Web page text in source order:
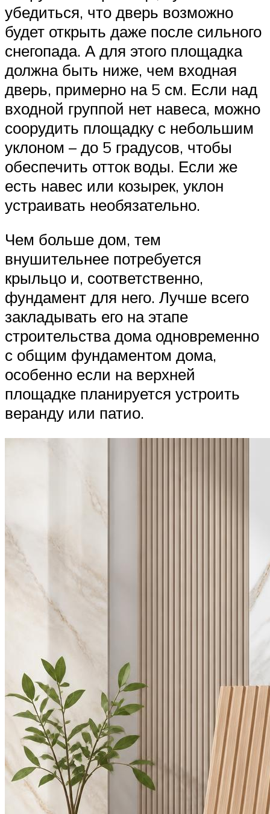
убедиться, что дверь возможно
будет открыть даже после сильного
снегопада. А для этого площадка
должна быть ниже, чем входная
дверь, примерно на 5 см. Если над
входной группой нет навеса, можно
соорудить площадку с небольшим
уклоном – до 5 градусов, чтобы
обеспечить отток воды. Если же
есть навес или козырек, уклон
устраивать необязательно.
Чем больше дом, тем
внушительнее потребуется
крыльцо и, соответственно,
фундамент для него. Лучше всего
закладывать его на этапе
строительства дома одновременно
с общим фундаментом дома,
особенно если на верхней
площадке планируется устроить
веранду или патио.